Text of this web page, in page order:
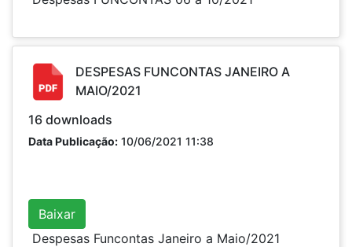
DESPESAS FUNCONTAS JANEIRO A
MAIO/2021
16 downloads
Data Publicação: 10/06/2021 11:38
Baixar
Despesas Funcontas Janeiro a Maio/2021